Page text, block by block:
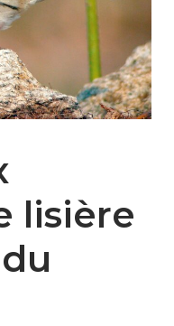
lisière